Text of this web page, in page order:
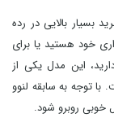
اش، ارزش خرید بسیار بالایی در رده
خود هستید یا برای
بزرگ (32 اینچ) نیاز دارید، این مدل یکی از
با توجه به سابقه لنوو
خوبی روبرو شود.